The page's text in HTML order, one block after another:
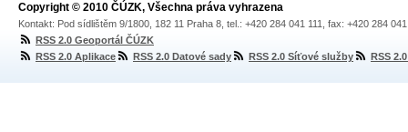
Copyright © 2010 ČÚZK, Všechna práva vyhrazena
Kontakt: Pod sídlištěm 9/1800, 182 11 Praha 8, tel.: +420 284 041 111, fax: +420 284
RSS 2.0 Geoportál ČÚZK
RSS 2.0 Aplikace
RSS 2.0 Datové sady RSS 2.0 Síťové služby RSS